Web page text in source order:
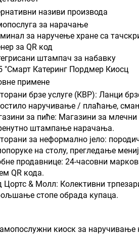
називи производа
за нарачање
за наручење хране са
за QR код
штампач за набавку
"Смарт Катеринг Пордмер Киосц
примене
брзе услуге (КВР): Ланци
наручивање / плаћање,
за пиће: Магазини за
штампање нарачања.
за неформално јело:
на столу, прегледање
продавнице: 24-часовни
QR кода.
Цортс & Молл: Колективни
стопе обрада купаца.
киоск за наручивање